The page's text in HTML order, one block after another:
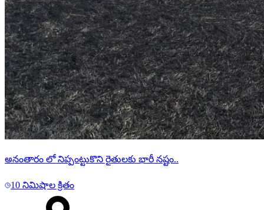
అనంతారం లో నిప్పంట్టుకొని రైతులకు భారీ నష్టం..
10 నిమిషాల క్రితం